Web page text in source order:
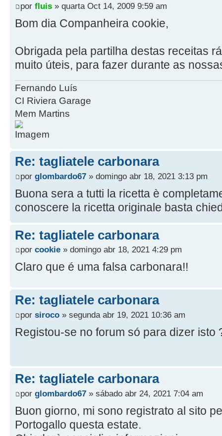
por fluis » quarta Oct 14, 2009 9:59 am
Bom dia Companheira cookie,
Obrigada pela partilha destas receitas
muito úteis, para fazer durante as
Fernando Luís
CI Riviera Garage
Mem Martins
Re: tagliatele carbonara
por glombardo67 » domingo abr 18, 2021 3:13 pm
Buona sera a tutti la ricetta è
conoscere la ricetta originale basta
Re: tagliatele carbonara
por cookie » domingo abr 18, 2021 4:29 pm
Claro que é uma falsa carbonara!!
Re: tagliatele carbonara
por siroco » segunda abr 19, 2021 10:36 am
Registou-se no forum só para dizer isto
Re: tagliatele carbonara
por glombardo67 » sábado abr 24, 2021 7:04 am
Buon giorno, mi sono registrato al sito
Portogallo questa estate.